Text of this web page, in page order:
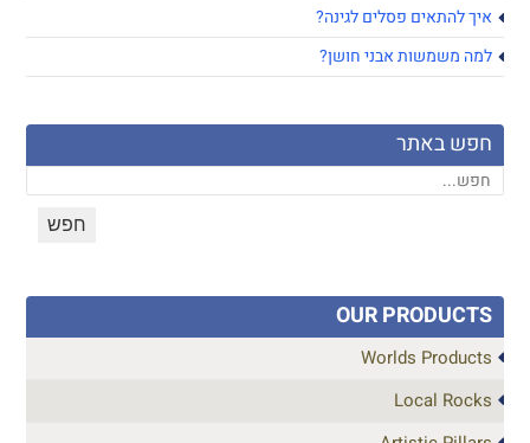
איך להתאים פסלים לגינה?
למה משמשות אבני חושן?
חפש באתר
OUR PRODUCTS
Worlds Products
Local Rocks